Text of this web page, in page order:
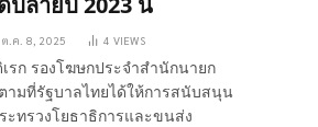
ต.ค. 8, 2025 4 VIEWS
รก รองโฆษกประจำสำนักนายก
ามที่รัฐบาลไทยได้ให้การสนับสนุน
ะทรวงโยธาธิการและขนส่ง